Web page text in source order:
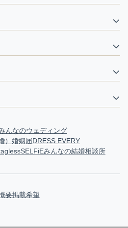
んなのウェディング
婚姻届DRESS EVERY
SELFiEみんなの結婚相談所
要掲載希望